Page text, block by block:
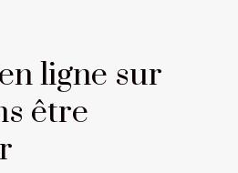
ligne sur
être